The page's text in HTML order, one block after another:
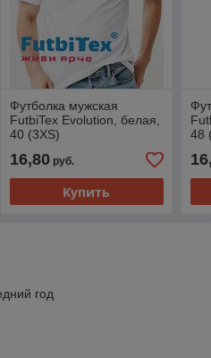
Футболка мужская
FutbiTex Evolution, белая,
40 (3XS)
16,80руб.
Купить
48
год